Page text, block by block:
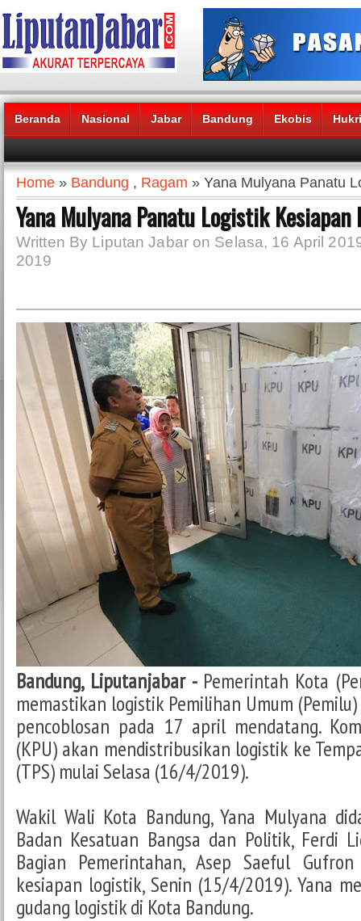
Beranda Nasional Jabar Bandung Ekobis
Headlines News :
Home » Bandung , Ragam » Yana Mulyana Panatu
Yana Mulyana Panatu Logistik Kesiapan
Written By Liputan Jabar on Selasa, 16 April
2019
Bandung, Liputanjabar - Pemerintah Kota
memastikan logistik Pemilihan Umum
pencoblosan pada 17 april mendatang.
(KPU) akan mendistribusikan logistik ke
(TPS) mulai Selasa (16/4/2019).
Wakil Wali Kota Bandung, Yana Mulyana
Badan Kesatuan Bangsa dan Politik, Ferdi
Bagian Pemerintahan, Asep Saeful
kesiapan logistik, Senin (15/4/2019). Yana
gudang logistik di Kota Bandung.